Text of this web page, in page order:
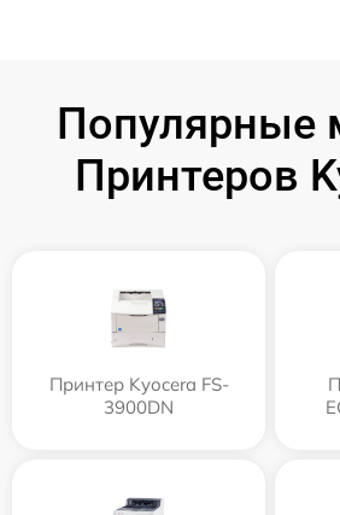
Популярные
Принтеров
Принтер Kyocera FS-
3900DN